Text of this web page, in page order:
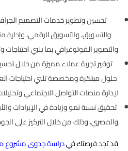
تحسين وتطوير خدمات التصميم
والتسويق، والتسويق الرقمي، وإدارة
والتصوير الفوتوغرافي بما يلبي
توفير تجربة عملاء مميزة من خلال
حلول مبتكرة ومخصصة تلبي احتياجات
لإدارة منصات التواصل الاجتماعي
تحقيق نسبة نمو وزيادة في الإيرادات
والمصري، وذلك من خلال التركيز على
قد تجد فرصتك فيدراسة جدوى مشروع